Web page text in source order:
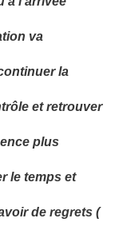
va
la
et retrouver
plus
le temps et
de regrets (